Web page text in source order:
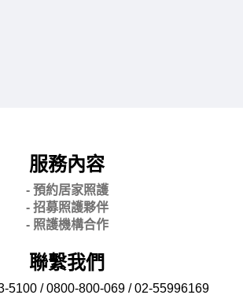
服務內容
- 預約居家照護
- 招募照護夥伴
- 照護機構合作
聯繫我們
5100 / 0800-800-069 / 02-55996169